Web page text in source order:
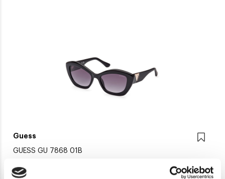
Guess
GUESS GU 7868 01B
98,40€